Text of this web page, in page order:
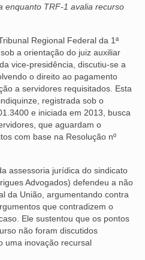
PRETO
enquanto TRF-1 avalia recurso
Regional Federal da 1ª
a orientação do juiz auxiliar
vice-presidência, discutiu-se a
o direito ao pagamento
a servidores requisitados. Esta
registrada sob o
e iniciada em 2013, busca
que aguardam o
com base na Resolução nº
assessoria jurídica do sindicato
Advogados) defendeu a não
da União, argumentando contra
que contradizem o
Ele sustentou que os pontos
não foram discutidos
uma inovação recursal